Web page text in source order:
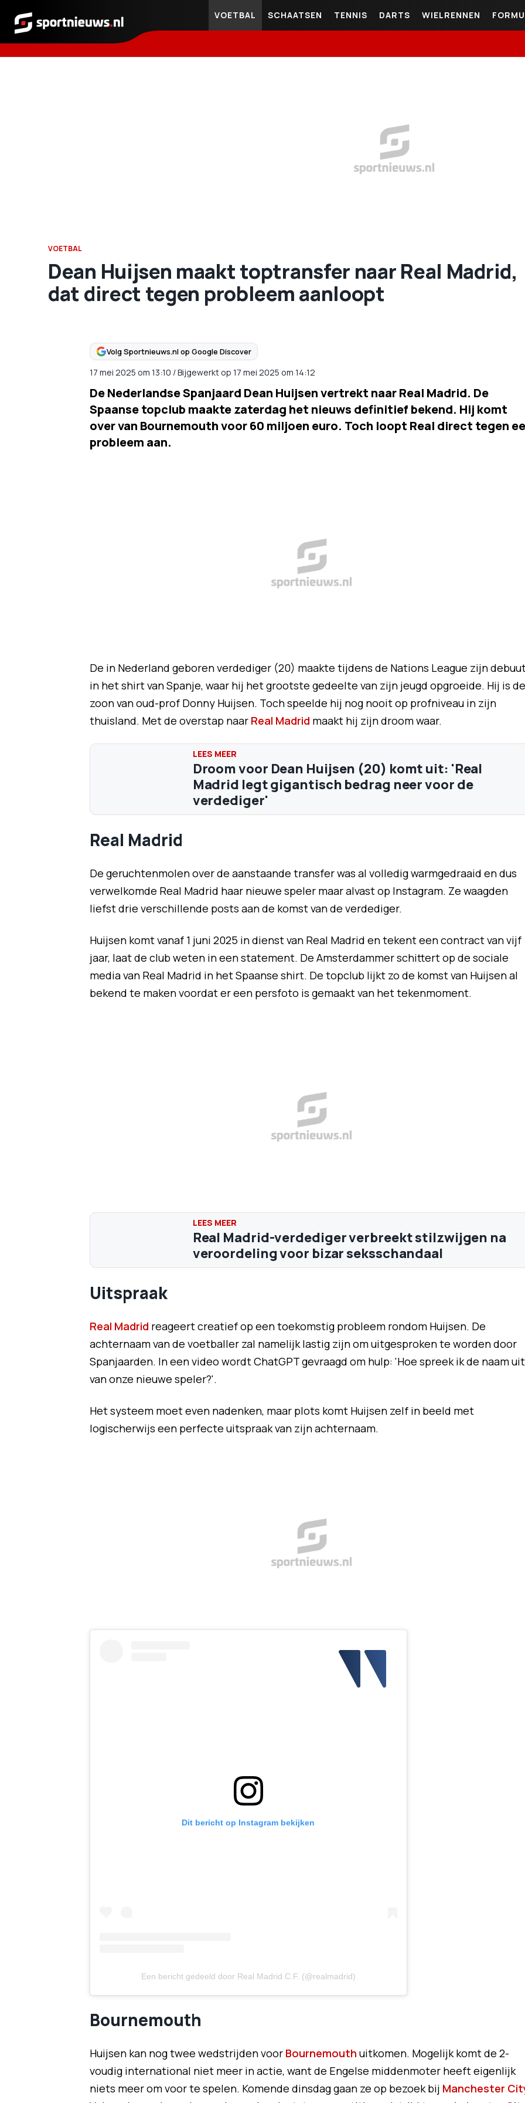
Sportnieuws.nl
VOETBAL SCHAATSEN TENNIS DARTS WIELRENNEN
VOETBAL
Dean Huijsen maakt toptransfer naar Real Madrid,
dat direct tegen probleem aanloopt
Volg Sportnieuws.nl op Google Discover
17 mei 2025 om 13:10 /Bijgewerkt op 17 mei 2025 om 14:12
De Nederlandse Spanjaard Dean Huijsen vertrekt naar Real Madrid. De
Spaanse topclub maakte zaterdag het nieuws definitief bekend. Hij komt
over van Bournemouth voor 60 miljoen euro. Toch loopt Real direct tegen
probleem aan.
De in Nederland geboren verdediger (20) maakte tijdens de Nations League zijn
in het shirt van Spanje, waar hij het grootste gedeelte van zijn jeugd opgroeide. Hij is de
zoon van oud-prof Donny Huijsen. Toch speelde hij nog nooit op profniveau in zijn
thuisland. Met de overstap naar Real Madrid maakt hij zijn droom waar.
Droom voor Dean Huijsen (20) komt uit: 'Real
Madrid legt gigantisch bedrag neer voor de
verdediger'
Real Madrid
De geruchtenmolen over de aanstaande transfer was al volledig warmgedraaid en dus
verwelkomde Real Madrid haar nieuwe speler maar alvast op Instagram. Ze waagden
liefst drie verschillende posts aan de komst van de verdediger.
Huijsen komt vanaf 1 juni 2025 in dienst van Real Madrid en tekent een contract van vijf
jaar, laat de club weten in een statement. De Amsterdammer schittert op de sociale
media van Real Madrid in het Spaanse shirt. De topclub lijkt zo de komst van Huijsen al
bekend te maken voordat er een persfoto is gemaakt van het tekenmoment.
Real Madrid-verdediger verbreekt stilzwijgen na
veroordeling voor bizar seksschandaal
Uitspraak
Real Madrid reageert creatief op een toekomstig probleem rondom Huijsen. De
achternaam van de voetballer zal namelijk lastig zijn om uitgesproken te worden door
Spanjaarden. In een video wordt ChatGPT gevraagd om hulp: 'Hoe spreek ik de naam uit
van onze nieuwe speler?'.
Het systeem moet even nadenken, maar plots komt Huijsen zelf in beeld met
logischerwijs een perfecte uitspraak van zijn achternaam.
Dit bericht op Instagram bekijken
Een bericht gedeeld door Real Madrid C.F. (@realmadrid)
Bournemouth
Huijsen kan nog twee wedstrijden voor Bournemouth uitkomen. Mogelijk komt de 2-
voudig international niet meer in actie, want de Engelse middenmoter heeft eigenlijk
niets meer om voor te spelen. Komende dinsdag gaan ze op bezoek bij Manchester